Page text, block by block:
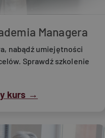
Managera
nabądź umiejętności
Sprawdź szkolenie
kurs →